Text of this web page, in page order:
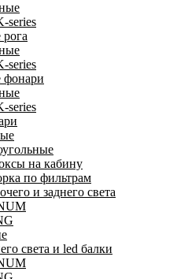
series
series
фонари
series
на кабину
по фильтрам
и заднего света
света и led балки